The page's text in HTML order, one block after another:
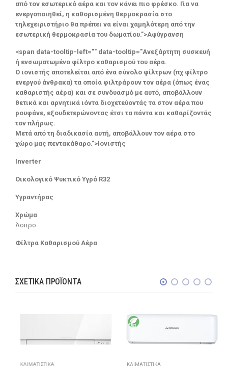
από τον εσωτερικό αέρα και τον κάνει πιο φρέσκο. Για να
ενεργοποιηθεί, η καθορισμένη θερμοκρασία στο
τηλεχειριστήριο θα πρέπει να είναι χαμηλότερη από την
εσωτερική θερμοκρασία του δωματίου.”>Αφύγρανση
<span data-tooltip-left="" data-tooltip="Ανεξάρτητη συσκευή
ή ενσωματωμένο φίλτρο καθαρισμού του αέρα.
Ο ιονιστής αποτελείται από ένα σύνολο φίλτρων (πχ φίλτρο
ενεργού άνθρακα) τα οποία φιλτράρουν τον αέρα (όπως ένας
καθαριστής αέρα) και σε συνδυασμό με αυτό, αποβάλλουν
θετικά και αρνητικά ιόντα διοχετεύοντάς τα στον αέρα που
ρουφάνε, εξουδετερώνοντας έτσι τα πάντα και καθαρίζοντάς
τον πλήρως.
Μετά από τη διαδικασία αυτή, αποβάλλουν τον αέρα στο
χώρο μας πεντακάθαρο.”>Ιονιστής
Inverter
Οικολογικό Ψυκτικό Υγρό R32
Υγραντήρας
Χρώμα
Άσπρο
Φίλτρα Καθαρισμού Αέρα
ΣΧΕΤΙΚΆ ΠΡΟΪΌΝΤΑ
ΚΛΙΜΑΤΙΣΤΙΚΆ ΚΛΙΜΑΤΙΣΤΙΚΆ